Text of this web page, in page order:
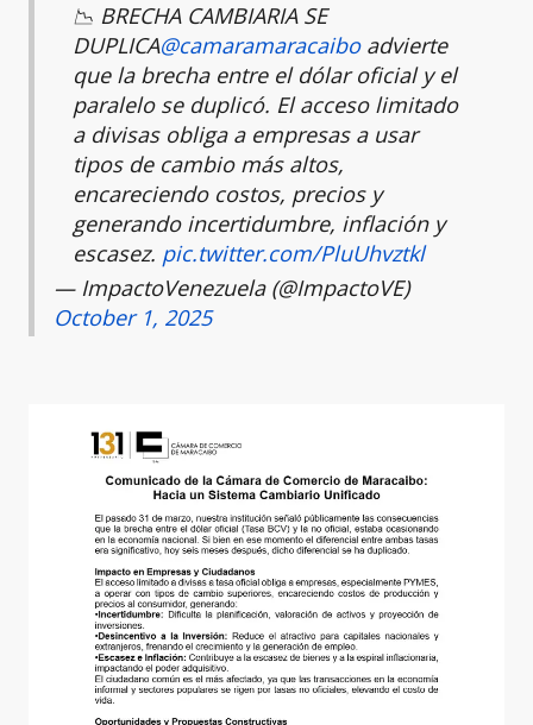
📉 BRECHA CAMBIARIA SE
DUPLICA@camaramaracaiboadvierte
que la brecha entre el dólar oficial y el
paralelo se duplicó. El acceso limitado
a divisas obliga a empresas a usar
tipos de cambio más altos,
encareciendo costos, precios y
generando incertidumbre, inflación y
escasez. pic.twitter.com/PluUhvztkl
— ImpactoVenezuela (@ImpactoVE)
October 1, 2025